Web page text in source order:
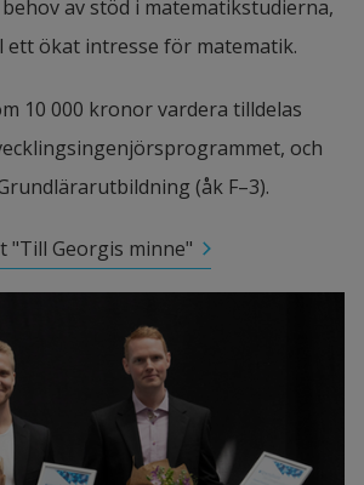
av stöd i matematikstudierna,
ett ökat intresse för matematik.
10 000 kronor vardera tilldelas
och
(åk F–3).
"Till Georgis minne"